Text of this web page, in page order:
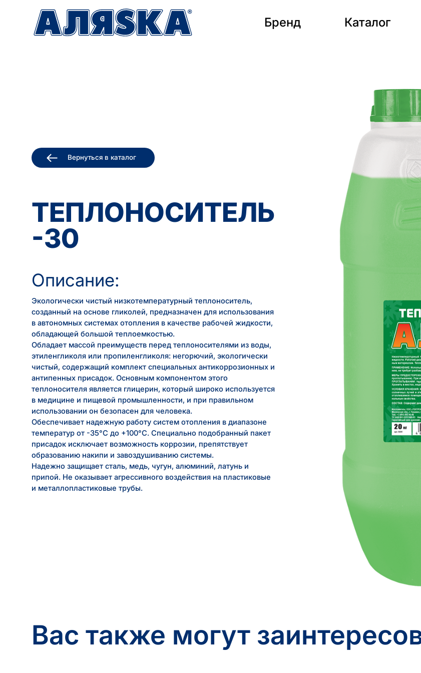
Бренд Каталог
Вернуться в каталог
ТЕПЛОНОСИТЕЛЬ
-30
Описание:
Экологически чистый низкотемпературный теплоноситель,
созданный на основе гликолей, предназначен для использования
в автономных системах отопления в качестве рабочей жидкости,
обладающей большой теплоемкостью.
Обладает массой преимуществ перед теплоносителями из воды,
этиленгликоля или пропиленгликоля: негорючий, экологически
чистый, содержащий комплект специальных антикоррозионных и
антипенных присадок. Основным компонентом этого
теплоносителя является глицерин, который широко используется
в медицине и пищевой промышленности, и при правильном
использовании он безопасен для человека.
Обеспечивает надежную работу систем отопления в диапазоне
температур от -35°С до +100°С. Специально подобранный пакет
присадок исключает возможность коррозии, препятствует
образованию накипи и завоздушиванию системы.
Надежно защищает сталь, медь, чугун, алюминий, латунь и
припой. Не оказывает агрессивного воздействия на пластиковые
и металлопластиковые трубы.
Вас также могут